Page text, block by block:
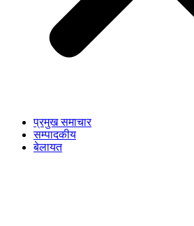
प्रमुख समाचार
सम्पादकीय
बेलायत